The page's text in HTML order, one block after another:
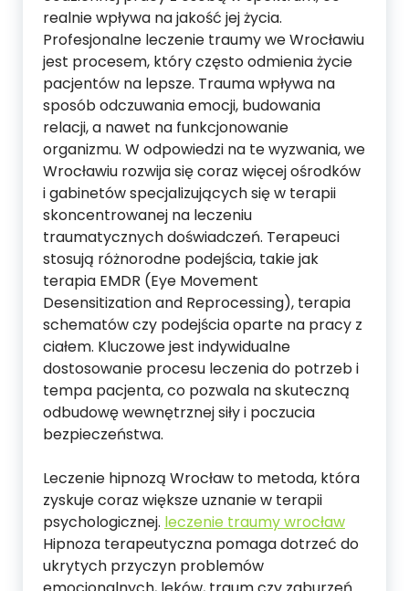
realnie wpływa na jakość jej życia.
Profesjonalne leczenie traumy we Wrocławiu
jest procesem, który często odmienia życie
pacjentów na lepsze. Trauma wpływa na
sposób odczuwania emocji, budowania
relacji, a nawet na funkcjonowanie
organizmu. W odpowiedzi na te wyzwania, we
Wrocławiu rozwija się coraz więcej ośrodków
i gabinetów specjalizujących się w terapii
skoncentrowanej na leczeniu
traumatycznych doświadczeń. Terapeuci
stosują różnorodne podejścia, takie jak
terapia EMDR (Eye Movement
Desensitization and Reprocessing), terapia
schematów czy podejścia oparte na pracy z
ciałem. Kluczowe jest indywidualne
dostosowanie procesu leczenia do potrzeb i
tempa pacjenta, co pozwala na skuteczną
odbudowę wewnętrznej siły i poczucia
bezpieczeństwa.
Leczenie hipnozą Wrocław to metoda, która
zyskuje coraz większe uznanie w terapii
psychologicznej. leczenie traumy wrocław
Hipnoza terapeutyczna pomaga dotrzeć do
ukrytych przyczyn problemów